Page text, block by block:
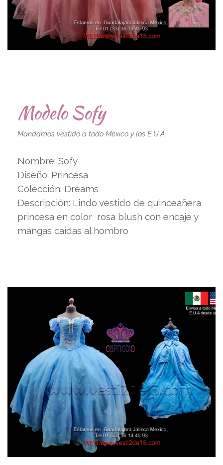
Modelo Sofy
Mandamos vestido a todo Mexico y los E.U.A
Nombre: Sofy
Diseño: Princesa
Colección: Dreams
Descripción: Lindo vestido de quinceañera
princesa en color rosa blush con encaje y
mangas caídas al hombro